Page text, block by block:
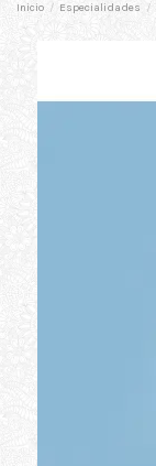
Inicio Especialidades